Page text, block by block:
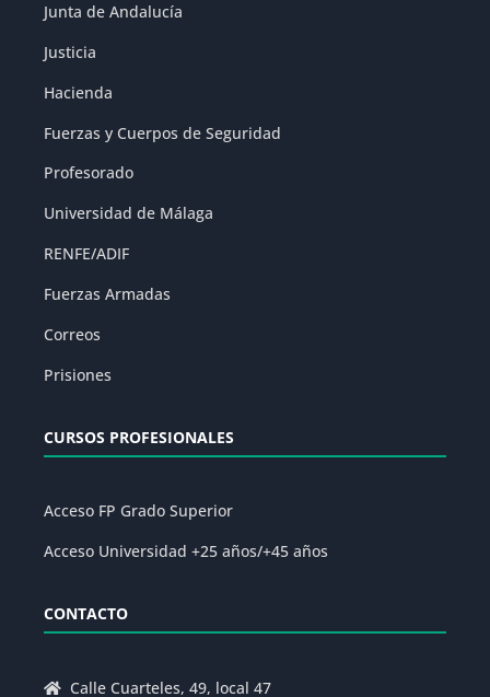
Junta de Andalucía
Justicia
Hacienda
Fuerzas y Cuerpos de Seguridad
Profesorado
Universidad de Málaga
RENFE/ADIF
Fuerzas Armadas
Correos
Prisiones
CURSOS PROFESIONALES
Acceso FP Grado Superior
Acceso Universidad +25 años/+45 años
CONTACTO
Calle Cuarteles, 49, local 47